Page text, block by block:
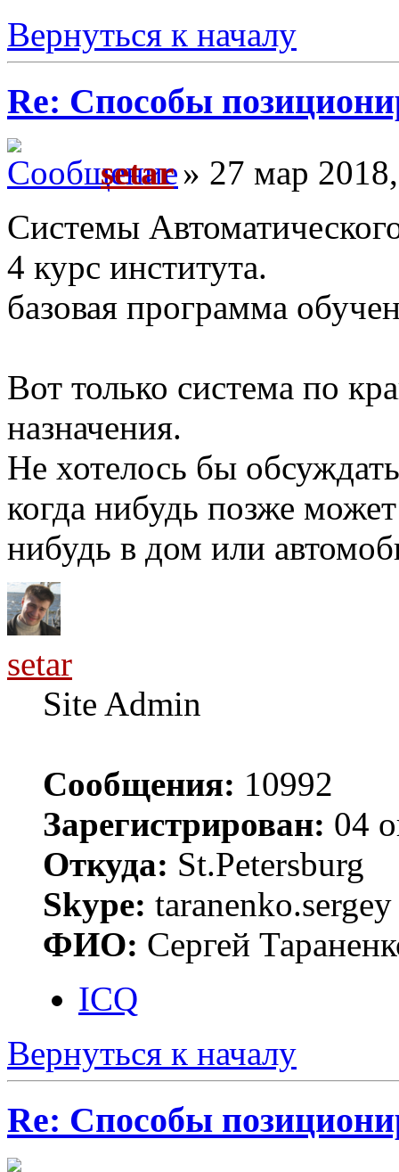
Вернуться к началу
Re: Способы
setar» 27 мар
Системы
4 курс института.
базовая программа
Вот только система по
назначения.
Не хотелось бы
когда нибудь позже
нибудь в дом или
setar
Site Admin
Сообщения: 10992
Зарегистрирован: 04
Откуда: St.Petersburg
Skype: taranenko.sergey
ФИО: Сергей
ICQ
Вернуться к началу
Re: Способы